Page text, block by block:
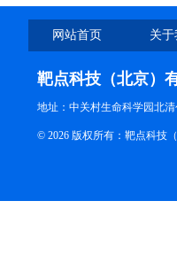
网站首页 关
靶点科技（北京）
地址：中关村生命科学园北
© 2026 版权所有：靶点科技